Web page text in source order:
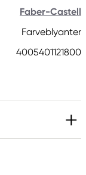
Faber-Castell
Farveblyanter
4005401121800